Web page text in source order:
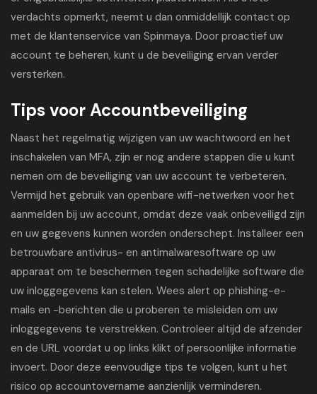
verdachts opmerkt, neemt u dan onmiddellijk contact op
met de klantenservice van Spinmaya. Door proactief uw
account te beheren, kunt u de beveiliging ervan verder
versterken.
Tips voor Accountbeveiliging
Naast het regelmatig wijzigen van uw wachtwoord en het
inschakelen van MFA, zijn er nog andere stappen die u kunt
nemen om de beveiliging van uw account te verbeteren.
Vermijd het gebruik van openbare wifi-netwerken voor het
aanmelden bij uw account, omdat deze vaak onbeveiligd zijn
en uw gegevens kunnen worden onderschept. Installeer een
betrouwbare antivirus- en antimalwaresoftware op uw
apparaat om te beschermen tegen schadelijke software die
uw inloggegevens kan stelen. Wees alert op phishing-e-
mails en -berichten die u proberen te misleiden om uw
inloggegevens te verstrekken. Controleer altijd de afzender
en de URL voordat u op links klikt of persoonlijke informatie
invoert. Door deze eenvoudige tips te volgen, kunt u het
risico op accountovername aanzienlijk verminderen.